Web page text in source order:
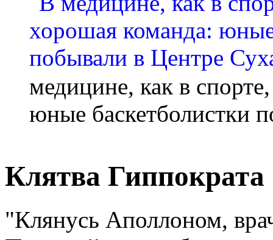
медицине, как в
юные баскетболистки
Клятва Гиппократа
"Клянусь Аполлоном,